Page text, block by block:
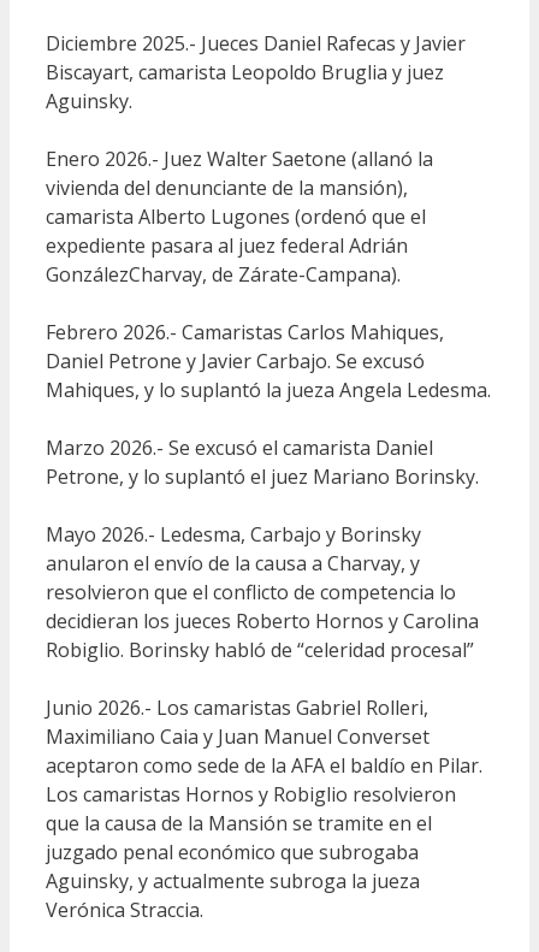
Diciembre 2025.- Jueces Daniel Rafecas y Javier
Biscayart, camarista Leopoldo Bruglia y juez
Aguinsky.
Enero 2026.- Juez Walter Saetone (allanó la
vivienda del denunciante de la mansión),
camarista Alberto Lugones (ordenó que el
expediente pasara al juez federal Adrián
GonzálezCharvay, de Zárate-Campana).
Febrero 2026.- Camaristas Carlos Mahiques,
Daniel Petrone y Javier Carbajo. Se excusó
Mahiques, y lo suplantó la jueza Angela Ledesma.
Marzo 2026.- Se excusó el camarista Daniel
Petrone, y lo suplantó el juez Mariano Borinsky.
Mayo 2026.- Ledesma, Carbajo y Borinsky
anularon el envío de la causa a Charvay, y
resolvieron que el conflicto de competencia lo
decidieran los jueces Roberto Hornos y Carolina
Robiglio. Borinsky habló de “celeridad procesal”
Junio 2026.- Los camaristas Gabriel Rolleri,
Maximiliano Caia y Juan Manuel Converset
aceptaron como sede de la AFA el baldío en Pilar.
Los camaristas Hornos y Robiglio resolvieron
que la causa de la Mansión se tramite en el
juzgado penal económico que subrogaba
Aguinsky, y actualmente subroga la jueza
Verónica Straccia.